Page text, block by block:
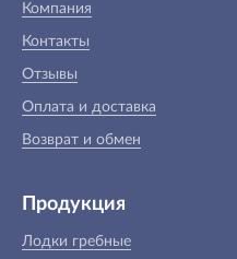
Компания
Контакты
Отзывы
Оплата и доставка
Возврат и обмен
Продукция
Лодки гребные